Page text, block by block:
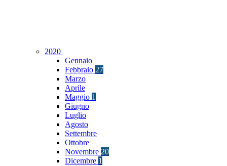
2020
Gennaio
Febbraio 27
Marzo
Aprile
Maggio 1
Giugno
Luglio
Agosto
Settembre
Ottobre
Novembre 20
Dicembre 1